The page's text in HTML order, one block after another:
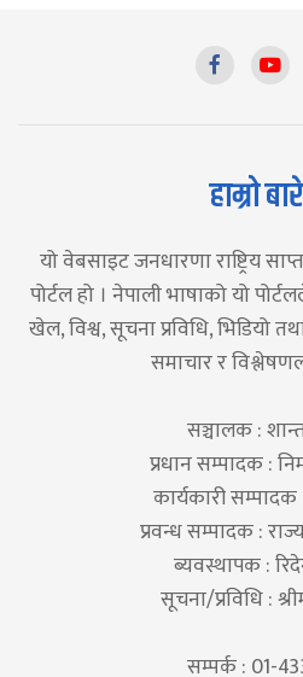
हाम्रो
यो वेबसाइट जनधारणा राष्ट्रिय
पोर्टल हो । नेपाली भाषाको यो
खेल, विश्व, सूचना प्रविधि, भिडियो
समाचार र
सञ्चालक :
प्रधान सम्पादक :
कार्यकारी सम्पादक
प्रवन्ध सम्पादक :
ब्यवस्थापक :
सूचना/प्रविधि :
सम्पर्क : 01-